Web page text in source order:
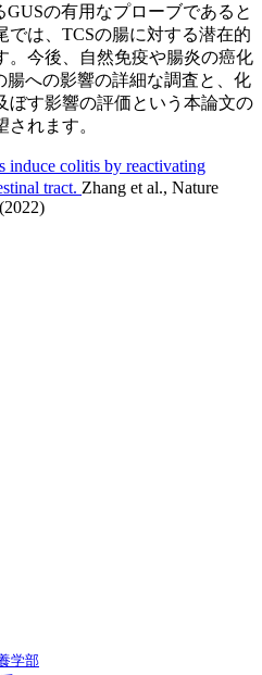
の有用なプローブであると
は、TCSの腸に対する潜在的
。今後、自然免疫や腸炎の癌化
腸への影響の詳細な調査と、化
ぼす影響の評価という本論文の
れます。
induce colitis by reactivating
tract. Zhang et al., Nature
学部